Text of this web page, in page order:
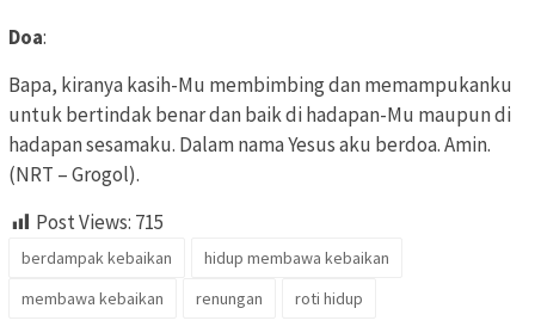
Doa:
Bapa, kiranya kasih-Mu membimbing dan memampukanku
untuk bertindak benar dan baik di hadapan-Mu maupun di
hadapan sesamaku. Dalam nama Yesus aku berdoa. Amin.
(NRT – Grogol).
Post Views: 715
berdampak kebaikan
hidup membawa kebaikan
membawa kebaikan
renungan roti hidup